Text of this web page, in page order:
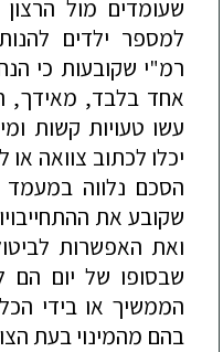
שעומדים מול
למספר ילדים
רמ"י שקובעות כי
אחד בלבד, מאידך,
עשו טעויות קשות
יכלו לכתוב צוואה
הסכם נלווה במעמד
שקובע את
ואת האפשרות
שבסופו של יום הם
הממשיך או בידי
בהם מהמינוי בעת